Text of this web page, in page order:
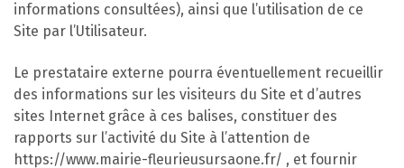
informations consultées), ainsi que l’utilisation de ce
Site par l’Utilisateur.
Le prestataire externe pourra éventuellement recueillir
des informations sur les visiteurs du Site et d’autres
sites Internet grâce à ces balises, constituer des
rapports sur l’activité du Site à l’attention de
https://www.mairie-fleurieusursaone.fr/ , et fournir